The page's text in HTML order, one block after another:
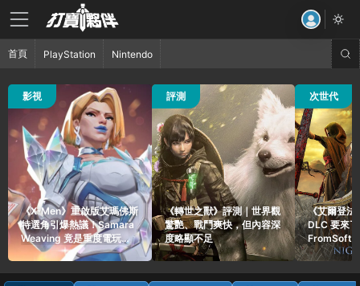
影視
《X-Men》重啟版艾瑪佛斯
特選角引爆熱議！Samara
Weaving 竟是重度電玩玩
家
50 觀看 評測
《轉世之獸》評測｜世界觀
驚艷、戰鬥爽快，但內容深
度略顯不足
127 觀看 次世代
《艾爾登法
DLC 要來
貼文引爆玩
58 觀看
首頁 PlayStation Nintendo